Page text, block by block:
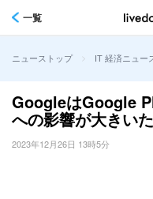
一覧
ニューストップ > IT 経済ニュー
GoogleはGoogle
への影響が大きい
2023年12月26日 13時5分